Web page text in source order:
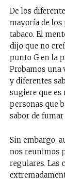
De los
mayoría de
tabaco. El
dijo que no
punto G en la
Probamos una
y diferentes
sugiere que es
personas que
sabor de fumar
Sin embargo,
nos reunimos
regulares. Las